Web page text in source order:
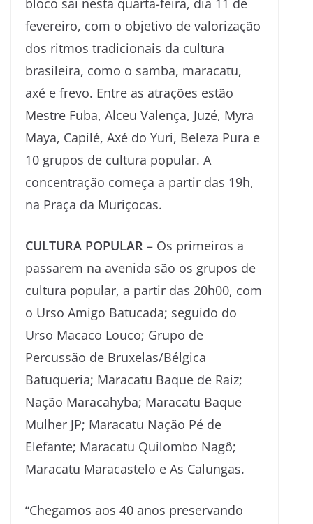
bloco sai nesta quarta-feira, dia 11 de
fevereiro, com o objetivo de valorização
dos ritmos tradicionais da cultura
brasileira, como o samba, maracatu,
axé e frevo. Entre as atrações estão
Mestre Fuba, Alceu Valença, Juzé, Myra
Maya, Capilé, Axé do Yuri, Beleza Pura e
10 grupos de cultura popular. A
concentração começa a partir das 19h,
na Praça da Muriçocas.
CULTURA POPULAR – Os primeiros a
passarem na avenida são os grupos de
cultura popular, a partir das 20h00, com
o Urso Amigo Batucada; seguido do
Urso Macaco Louco; Grupo de
Percussão de Bruxelas/Bélgica
Batuqueria; Maracatu Baque de Raiz;
Nação Maracahyba; Maracatu Baque
Mulher JP; Maracatu Nação Pé de
Elefante; Maracatu Quilombo Nagô;
Maracatu Maracastelo e As Calungas.
“Chegamos aos 40 anos preservando